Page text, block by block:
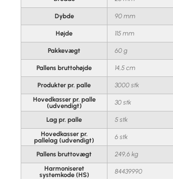
Dybde 90 mm
Højde 115 mm
Pakkevægt 60 g
Pallens bruttohøjde 14,5 cm
Produkter pr. palle
3000 stk
Hovedkasser pr. palle
(udvendigt)
30 stk
Lag pr. palle
5 stk
Hovedkasser pr.
pallelag (udvendigt)
6 stk
Pallens bruttovægt
249,6 kg
Harmoniseret
systemkode (HS)
84439990